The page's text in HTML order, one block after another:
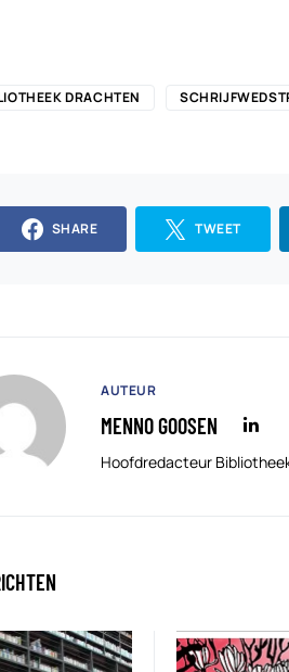
DRACHTEN
SHARE TWEET
AUTEUR
MENNO GOOSEN
Hoofdredacteur